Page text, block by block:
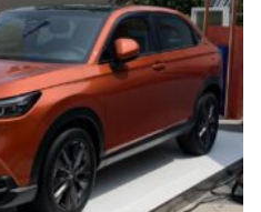
другим «китайцам».